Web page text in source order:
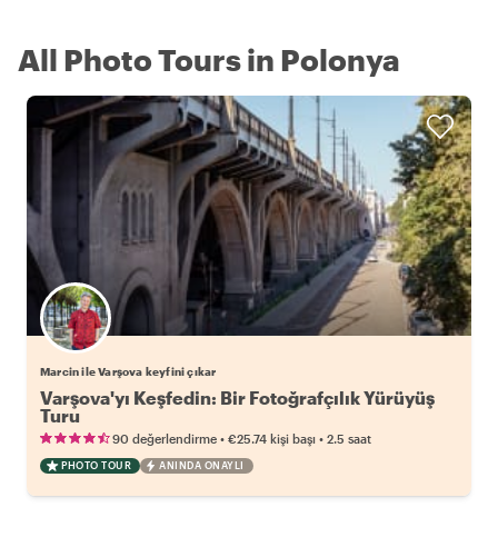
All Photo Tours in Polonya
Marcin ile Varşova keyfini çıkar
Varşova'yı Keşfedin: Bir Fotoğrafçılık Yürüyüş
Turu
90 değerlendirme • €25.74 kişi başı • 2.5 saat
PHOTO TOUR ANINDA ONAYLI